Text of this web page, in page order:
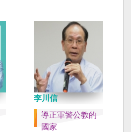
李川信
導正軍警公教的
國家